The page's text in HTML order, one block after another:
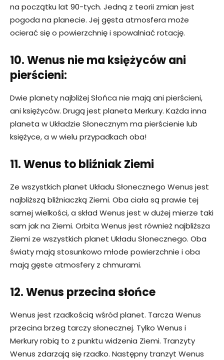
na początku lat 90-tych. Jedną z teorii zmian jest
pogoda na planecie. Jej gęsta atmosfera może
ocierać się o powierzchnię i spowalniać rotację.
10. Wenus nie ma księżyców ani
pierścieni:
Dwie planety najbliżej Słońca nie mają ani pierścieni,
ani księżyców. Drugą jest planeta Merkury. Każda inna
planeta w Układzie Słonecznym ma pierścienie lub
księżyce, a w wielu przypadkach oba!
11. Wenus to bliźniak Ziemi
Ze wszystkich planet Układu Słonecznego Wenus jest
najbliższą bliźniaczką Ziemi. Oba ciała są prawie tej
samej wielkości, a skład Wenus jest w dużej mierze taki
sam jak na Ziemi. Orbita Wenus jest również najbliższa
Ziemi ze wszystkich planet Układu Słonecznego. Oba
światy mają stosunkowo młode powierzchnie i oba
mają gęste atmosfery z chmurami.
12. Wenus przecina słońce
Wenus jest rzadkością wśród planet. Tarcza Wenus
przecina brzeg tarczy słonecznej. Tylko Wenus i
Merkury robią to z punktu widzenia Ziemi. Tranzyty
Wenus zdarzają się rzadko. Następny tranzyt Wenus